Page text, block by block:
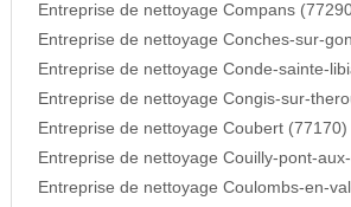
Entreprise de nettoyage Compans
Entreprise de nettoyage Conches-sur-
Entreprise de nettoyage Conde-sainte-
Entreprise de nettoyage Congis-sur-
Entreprise de nettoyage Coubert (77170)
Entreprise de nettoyage Couilly-pont-
Entreprise de nettoyage Coulombs-en-